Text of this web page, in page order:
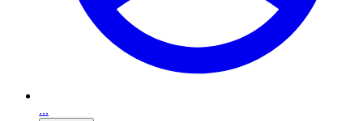
...